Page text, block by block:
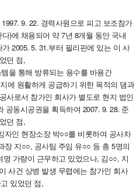
9. 22. 경력사원으로 피고 보조참가
다)에 채용되어 약 7년 8개월 동안 국내
2005. 5. 31.부터 필리핀에 있는 이 사
던 점,
을 통해 방류되는 용수를 바용간
에 원활하게 공급하기 위한 목적의 댐과
사로서 참가인 회사가 별도로 현지 법인
동시공권을 획득하여 2007. 9. 28. 준
던 점,
인 현장소장 박○○를 비롯하여 공사차
장 지○○, 공사팀 주임 유○○ 등 총 5명의
가량이 근무하고 있었으나, 김○○, 지
사건 상병 발생 무렵에는 참가인 회사
있었던 점,